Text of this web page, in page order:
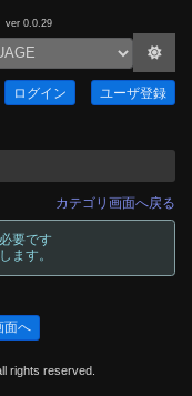
ver 0.0.29
ログイン ユーザ登録
カテゴリ画面へ戻る
要です
ます。
面へ
rights reserved.